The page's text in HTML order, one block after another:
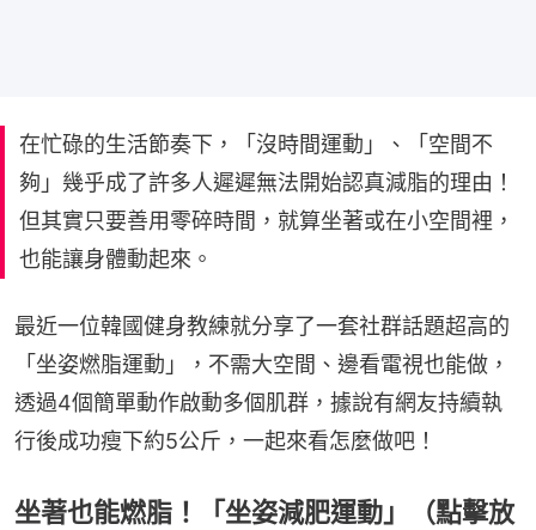
在忙碌的生活節奏下，「沒時間運動」、「空間不
夠」幾乎成了許多人遲遲無法開始認真減脂的理由！
但其實只要善用零碎時間，就算坐著或在小空間裡，
也能讓身體動起來。
最近一位韓國健身教練就分享了一套社群話題超高的
「坐姿燃脂運動」，不需大空間、邊看電視也能做，
透過4個簡單動作啟動多個肌群，據說有網友持續執
行後成功瘦下約5公斤，一起來看怎麼做吧！
坐著也能燃脂！「坐姿減肥運動」（點擊放